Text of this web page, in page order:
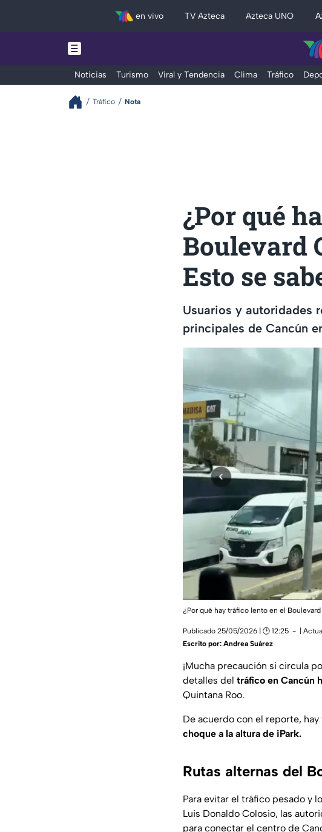
en vivo TV Azteca Azteca UNO
Noticias Turismo Viral y Tendencia Clima Tráfico
Tráfico Nota
¿Por qué
Boulevard
Esto se
Usuarios y autoridades
principales de Cancún
¿Por qué hay tráfico lento en el
Publicado 25/05/2026 | 🕑 12:25 |
Escrito por: Andrea Suárez
¡Mucha precaución si circula
detalles del tráfico en Cancún
Quintana Roo.
De acuerdo con el reporte,
choque a la altura de iPark.
Rutas alternas del
Para evitar el tráfico pesado y
Luis Donaldo Colosio, las
para conectar el centro de